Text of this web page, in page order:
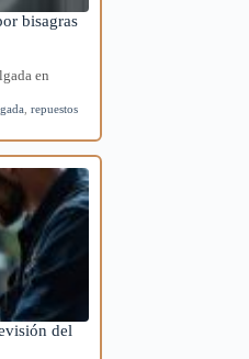
bisagras
en
,repuestos
del